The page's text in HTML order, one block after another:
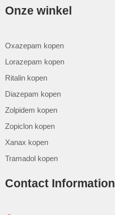
Onze winkel
Oxazepam kopen
Lorazepam kopen
Ritalin kopen
Diazepam kopen
Zolpidem kopen
Zopiclon kopen
Xanax kopen
Tramadol kopen
Contact Information